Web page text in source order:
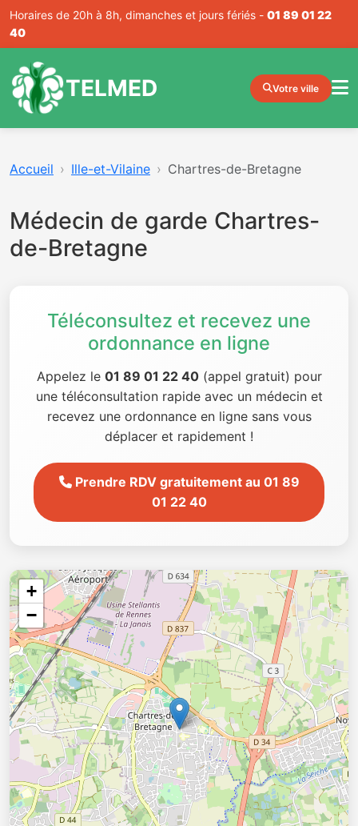
Horaires de 20h à 8h, dimanches et jours fériés - 01 89 01 22
40
TELMED Votre ville
Accueil Ille-et-Vilaine Chartres-de-Bretagne
Médecin de garde Chartres-
de-Bretagne
Téléconsultez et recevez une
ordonnance en ligne
Appelez le 01 89 01 22 40(appel gratuit) pour
une téléconsultation rapide avec un médecin et
recevez une ordonnance en ligne sans vous
déplacer et rapidement !
Prendre RDV gratuitement au 01 89
01 22 40
+
−